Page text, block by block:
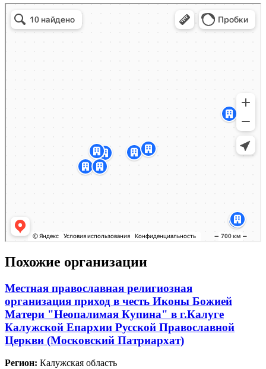
Похожие организации
Местная православная религиозная
организация приход в честь Иконы Божией
Матери "Неопалимая Купина" в г.Калуге
Калужской Епархии Русской Православной
Церкви (Московский Патриархат)
Регион: Калужская область